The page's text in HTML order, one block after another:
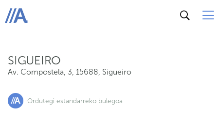
ABANCA
SIGUEIRO
Av. Compostela, 3, 15688, Sigueiro
Ordutegi estandarreko bulegoa
Av. Compostela, 3, 15688, Sigueiro